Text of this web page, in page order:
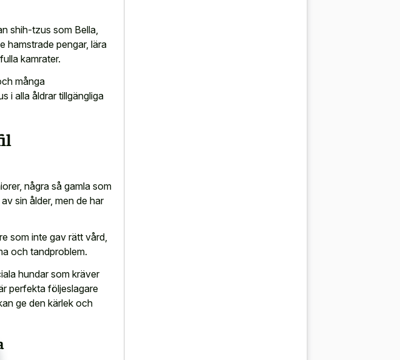
shih-tzus som Bella,
hamstrade pengar, lära
kamrater.
många
i alla åldrar tillgängliga
några så gamla som
sin ålder, men de har
som inte gav rätt vård,
och tandproblem.
hundar som kräver
perfekta följeslagare
ge den kärlek och